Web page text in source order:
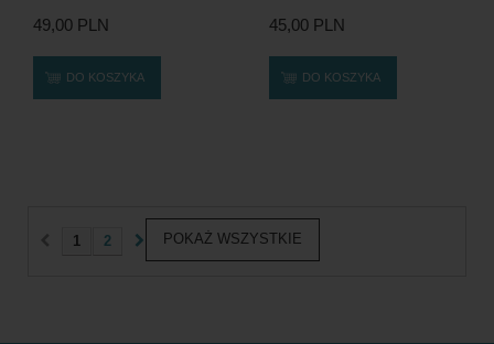
49,00 PLN
DO KOSZYKA
45,00 PLN
DO KOSZYKA
POKAŻ WSZYSTKIE
1 2